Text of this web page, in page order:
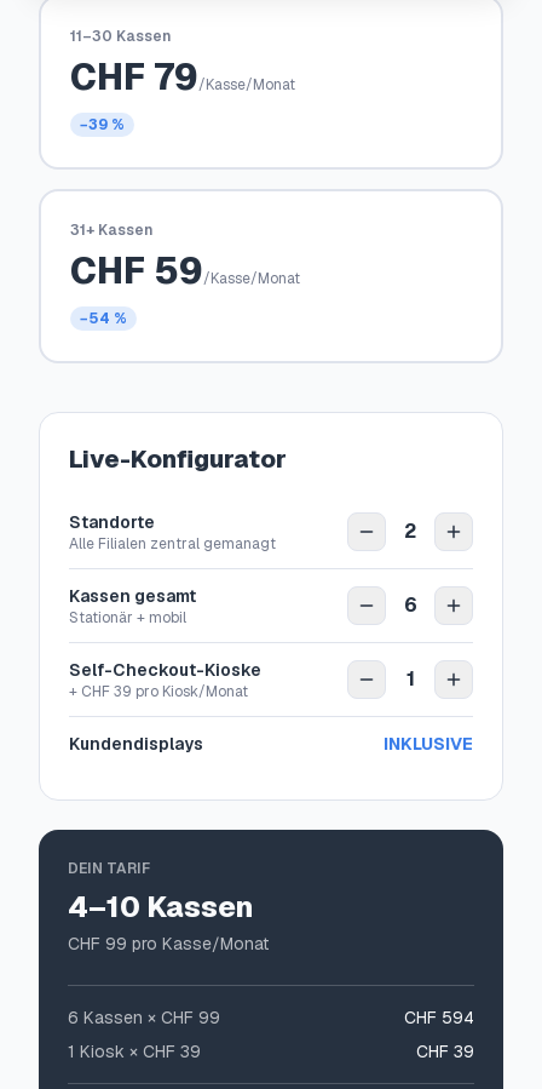
11–30 Kassen
CHF 79/Kasse/Monat
−39 %
31+ Kassen
CHF 59/Kasse/Monat
−54 %
Live-Konfigurator
Standorte
Alle Filialen zentral gemanagt 2
Kassen gesamt
Stationär + mobil 6
Self-Checkout-Kioske
+ CHF 39 pro Kiosk/Monat 1
Kundendisplays INKLUSIVE
DEIN TARIF
4–10 Kassen
CHF 99 pro Kasse/Monat
6 Kassen × CHF 99
CHF 594
1 Kiosk × CHF 39 CHF 39